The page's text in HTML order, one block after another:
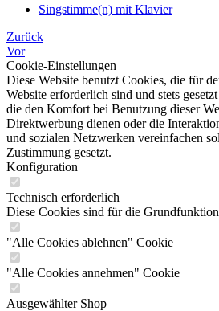
Singstimme(n) mit Klavier
Zurück
Vor
Cookie-Einstellungen
Diese Website benutzt Cookies, die für
Website erforderlich sind und stets
die den Komfort bei Benutzung dieser
Direktwerbung dienen oder die
und sozialen Netzwerken vereinfachen
Zustimmung gesetzt.
Konfiguration
Technisch erforderlich
Diese Cookies sind für die
"Alle Cookies ablehnen" Cookie
"Alle Cookies annehmen" Cookie
Ausgewählter Shop